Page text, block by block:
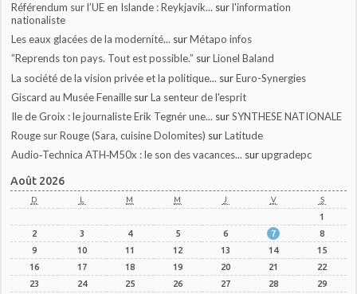
Référendum sur l’UE en Islande : Reykjavik... surl'information
nationaliste
Les eaux glacées de la modernité... surMétapo infos
”Reprends ton pays. Tout est possible.” surLionel Baland
La société de la vision privée et la politique... surEuro-Synergies
Giscard au Musée Fenaille surLa senteur de l'esprit
Ile de Groix : le journaliste Erik Tegnér une... surSYNTHESE NATIONALE
Rouge sur Rouge (Sara, cuisine Dolomites) surLatitude
Audio‑Technica ATH‑M50x : le son des vacances... surupgradepc
Août 2026
D L M M J V S
1
2
3 4 5 6 7
8
9
10 11 12 13 14
15
16
17 18 19 20 21
22
23
24 25 26 27 28
29